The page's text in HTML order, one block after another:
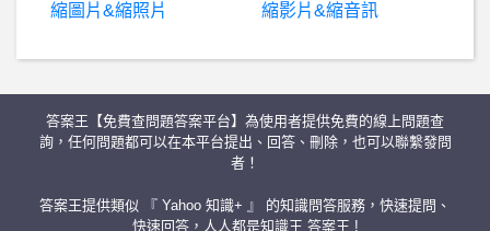
比賽前自衛 會怎樣嗎 怎麼處理?
男
女- 每天都好崩潰 被回憶綁架 卻還在掙扎 每天都好崩潰 被回憶綁架 卻還在掙扎
縮圖片&縮照片 縮影片&縮音訊
答案王【免費查問題答案平台】為使用者提供免費的線上問題查
詢，任何問題都可以在本平台提出、回答、刪除，也可以聯繫發問
者！
答案王提供類似 『 Yahoo 知識+ 』 的知識問答服務，快速提問、
快速回答，人人都是知識王 答案王 !